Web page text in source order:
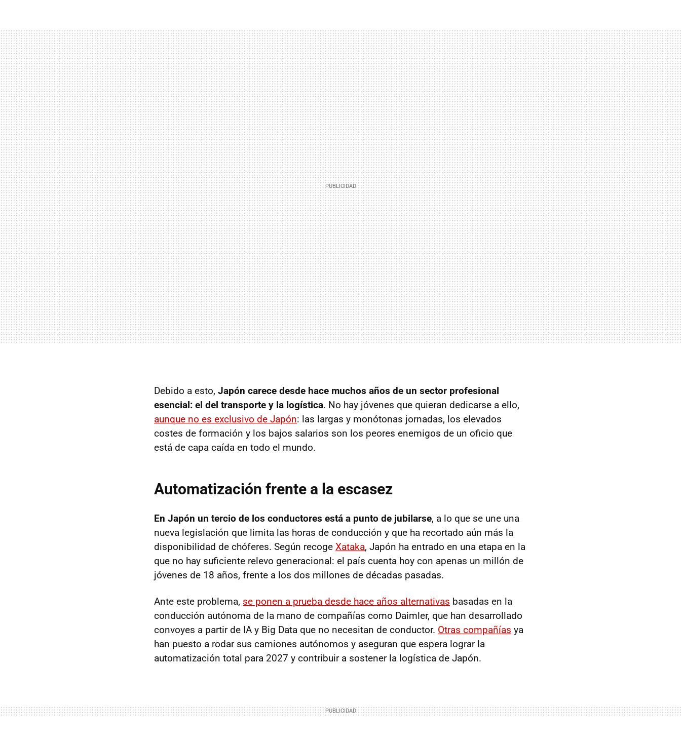
Debido a esto, Japón carece desde hace muchos años de un sector profesional
esencial: el del transporte y la logística. No hay jóvenes que quieran dedicarse a ello,
aunque no es exclusivo de Japón: las largas y monótonas jornadas, los elevados
costes de formación y los bajos salarios son los peores enemigos de un oficio que
está de capa caída en todo el mundo.
Automatización frente a la escasez
En Japón un tercio de los conductores está a punto de jubilarse, a lo que se une una
nueva legislación que limita las horas de conducción y que ha recortado aún más la
disponibilidad de chóferes. Según recoge Xataka, Japón ha entrado en una etapa en la
que no hay suficiente relevo generacional: el país cuenta hoy con apenas un millón de
jóvenes de 18 años, frente a los dos millones de décadas pasadas.
Ante este problema, se ponen a prueba desde hace años alternativas basadas en la
conducción autónoma de la mano de compañías como Daimler, que han desarrollado
convoyes a partir de IA y Big Data que no necesitan de conductor. Otras compañías ya
han puesto a rodar sus camiones autónomos y aseguran que espera lograr la
automatización total para 2027 y contribuir a sostener la logística de Japón.